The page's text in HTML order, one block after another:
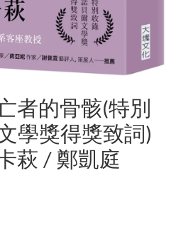
者的骨骸(特別
學獎得獎致詞)
萩 / 鄭凱庭